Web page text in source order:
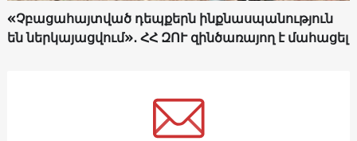
«Չբացահայտված դեպքերն ինքնասպանություն
են ներկայացվում»․ ՀՀ ԶՈՒ զինծառայող է մահացել